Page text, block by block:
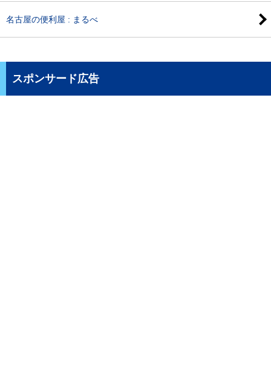
名古屋の便利屋 : まるべ
スポンサード広告